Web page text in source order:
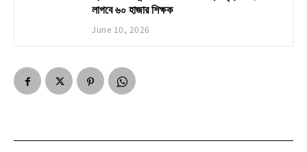
লাগবে ৬০ হাজার শিক্ষক
June 10, 2026